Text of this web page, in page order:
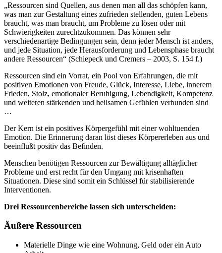
„Ressourcen sind Quellen, aus denen man all das schöpfen kann,
was man zur Gestaltung eines zufrieden stellenden, guten Lebens
braucht, was man braucht, um Probleme zu lösen oder mit
Schwierigkeiten zurechtzukommen. Das können sehr
verschiedenartige Bedingungen sein, denn jeder Mensch ist anders,
und jede Situation, jede Herausforderung und Lebensphase braucht
andere Ressourcen“ (Schiepeck und Cremers – 2003, S. 154 f.)
Ressourcen sind ein Vorrat, ein Pool von Erfahrungen, die mit
positiven Emotionen von Freude, Glück, Interesse, Liebe, innerem
Frieden, Stolz, emotionaler Beruhigung, Lebendigkeit, Kompetenz
und weiteren stärkenden und heilsamen Gefühlen verbunden sind
…
Der Kern ist ein positives Körpergefühl mit einer wohltuenden
Emotion. Die Erinnerung daran löst dieses Körpererleben aus und
beeinflußt positiv das Befinden.
Menschen benötigen Ressourcen zur Bewältigung alltäglicher
Probleme und erst recht für den Umgang mit krisenhaften
Situationen. Diese sind somit ein Schlüssel für stabilisierende
Interventionen.
Drei Ressourcenbereiche lassen sich unterscheiden:
Äußere Ressourcen
Materielle Dinge wie eine Wohnung, Geld oder ein Auto